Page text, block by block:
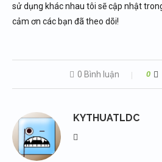
sử dụng khác nhau tôi sẽ cập nhật
cảm ơn các bạn đã theo dõi!
0 Bình luận 0
KYTHUATLDC